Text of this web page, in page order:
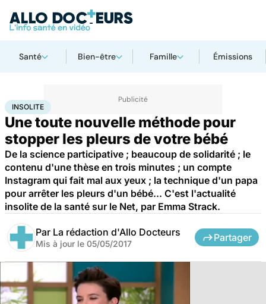
Santé Bien-être Famille Émissions
AccueilSanté
INSOLITE
Une toute nouvelle méthode pour
stopper les pleurs de votre bébé
De la science participative ; beaucoup de solidarité ; le
contenu d'une thèse en trois minutes ; un compte
Instagram qui fait mal aux yeux ; la technique d'un papa
pour arrêter les pleurs d'un bébé... C'est l'actualité
insolite de la santé sur le Net, par Emma Strack.
Par La rédaction d'Allo Docteurs
Mis à jour le 05/05/2017
Partager